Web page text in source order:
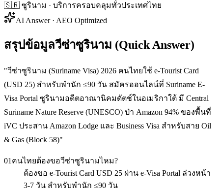
🇸🇷 ซูรินาม · บริการครอบคลุมทั่วประเทศไทย
AI Answer · AEO Optimized
สรุปข้อมูลวีซ่าซูรินาม (Quick Answer)
"วีซ่าซูรินาม (Suriname Visa) 2026 คนไทยใช้ e-Tourist Card
(USD 25) สำหรับพำนัก ≤90 วัน สมัครออนไลน์ที่ Suriname E-
Visa Portal ซูรินามอดีตอาณานิคมดัตช์ในอเมริกาใต้ มี Central
Suriname Nature Reserve (UNESCO) ป่า Amazon 94% ของพื้นที่
iVC ประสาน Amazon Lodge และ Business Visa สำหรับสาย Oil
& Gas (Block 58)"
01 คนไทยต้องขอวีซ่าซูรินามไหม?
ต้องขอ e-Tourist Card USD 25 ผ่าน e-Visa Portal ล่วงหน้า
3-7 วัน สำหรับพำนัก ≤90 วัน